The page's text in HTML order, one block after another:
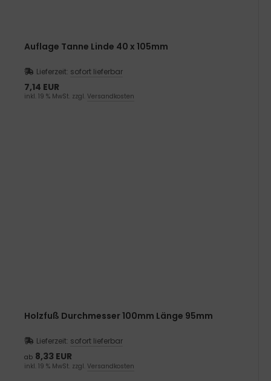
Auflage Tanne Linde 40 x 105mm
Lieferzeit: sofort lieferbar
7,14 EUR
inkl. 19 % MwSt. zzgl. Versandkosten
Holzfuß Durchmesser 100mm Länge 95mm
Lieferzeit: sofort lieferbar
ab 8,33 EUR
inkl. 19 % MwSt. zzgl. Versandkosten